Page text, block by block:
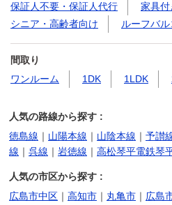
保証人不要・保証人代行
家具付
シニア・高齢者向け
ルーフバ
間取り
ワンルーム
1DK 1LDK
人気の路線から探す :
徳島線 ｜ 山陽本線 ｜ 山陰本線 ｜ 予讃
線 ｜ 呉線 ｜ 岩徳線 ｜ 高松琴平電鉄琴
人気の市区から探す :
広島市中区 ｜ 高知市 ｜ 丸亀市 ｜ 広島